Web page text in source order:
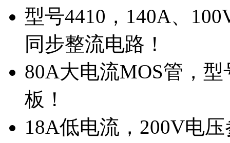
型号4410，140A、
同步整流电路！
80A大电流MOS管，
板！
18A低电流，200V电